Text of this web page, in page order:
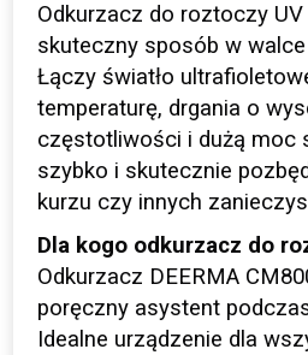
Odkurzacz do roztoczy
skuteczny sposób w
Łączy światło
temperaturę, drgania o
częstotliwości i dużą moc
szybko i skutecznie
kurzu czy innych
Dla kogo odkurzacz do
Odkurzacz DEERMA
poręczny asystent
Idealne urządzenie dla